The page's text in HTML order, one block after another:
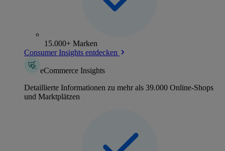
15.000+ Marken
Consumer Insights entdecken
eCommerce Insights
Detaillierte Informationen zu mehr als 39.000 Online-Shops
und Marktplätzen